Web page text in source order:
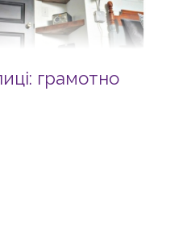
грамотно